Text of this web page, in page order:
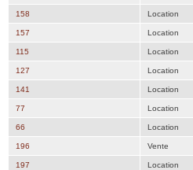
158 Location
157 Location
115 Location
127 Location
141 Location
77 Location
66 Location
196 Vente
197 Location